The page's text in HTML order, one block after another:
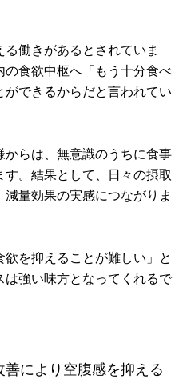
働きがあるとされていま
食欲中枢へ「もう十分食べ
できるからだと言われてい
からは、無意識のうちに食事
。結果として、日々の摂取
量効果の実感につながりま
欲を抑えることが難しい」と
は強い味方となってくれるで
により 空腹感を抑える